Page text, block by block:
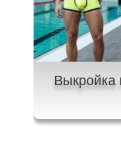
Выкройка